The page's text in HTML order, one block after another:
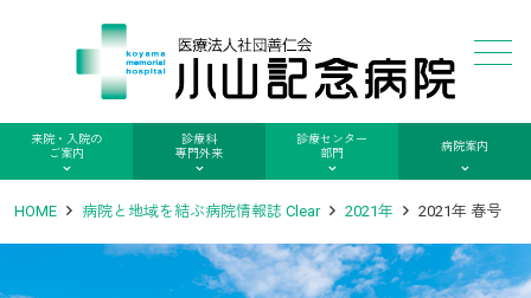
来院・入院の
ご案内
診療科
専門外来
診療センター
部門
病院案内
HOME 病院と地域を結ぶ病院情報誌 Clear 2021年 2021年 春号